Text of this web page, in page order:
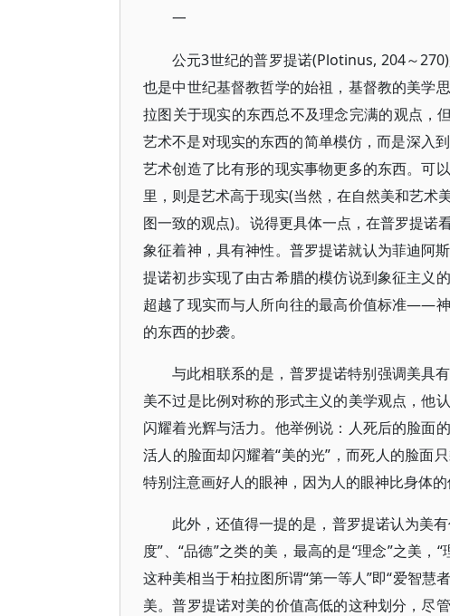
一
公元3世纪的普罗提诺(Plotinus, 204～
也是中世纪基督教哲学的始祖，基督教的美学
拉图关于现实的东西总不及理念完满的观点，
艺术不是对现实的东西的简单模仿，而是深入
艺术创造了比有形的现实事物更多的东西。可
里，则是艺术高于现实(当然，在自然美和艺术
图一致的观点)。说得更具体一点，在普罗提诺
象征着神，具有神性。普罗提诺就认为菲迪阿
提诺初步实现了由古希腊的模仿说到象征主义
超越了现实而与人所向往的最高价值标准——
的东西的抄袭。
与此相联系的是，普罗提诺特别强调美具
美不过是比例对称的形式主义的美学观点，他
闪耀着光辉与活力。他举例说：人死后的脸面
活人的脸面却闪耀着“美的光”，而死人的脸面
特别注意画好人的眼神，因为人的眼神比身体
此外，还值得一提的是，普罗提诺认为美
度”、“品德”之类的美，最高的是“理念”之美，
这种美相当于柏拉图所谓“第一等人”即“爱智慧
美。普罗提诺对美的价值高低的这种划分，尽